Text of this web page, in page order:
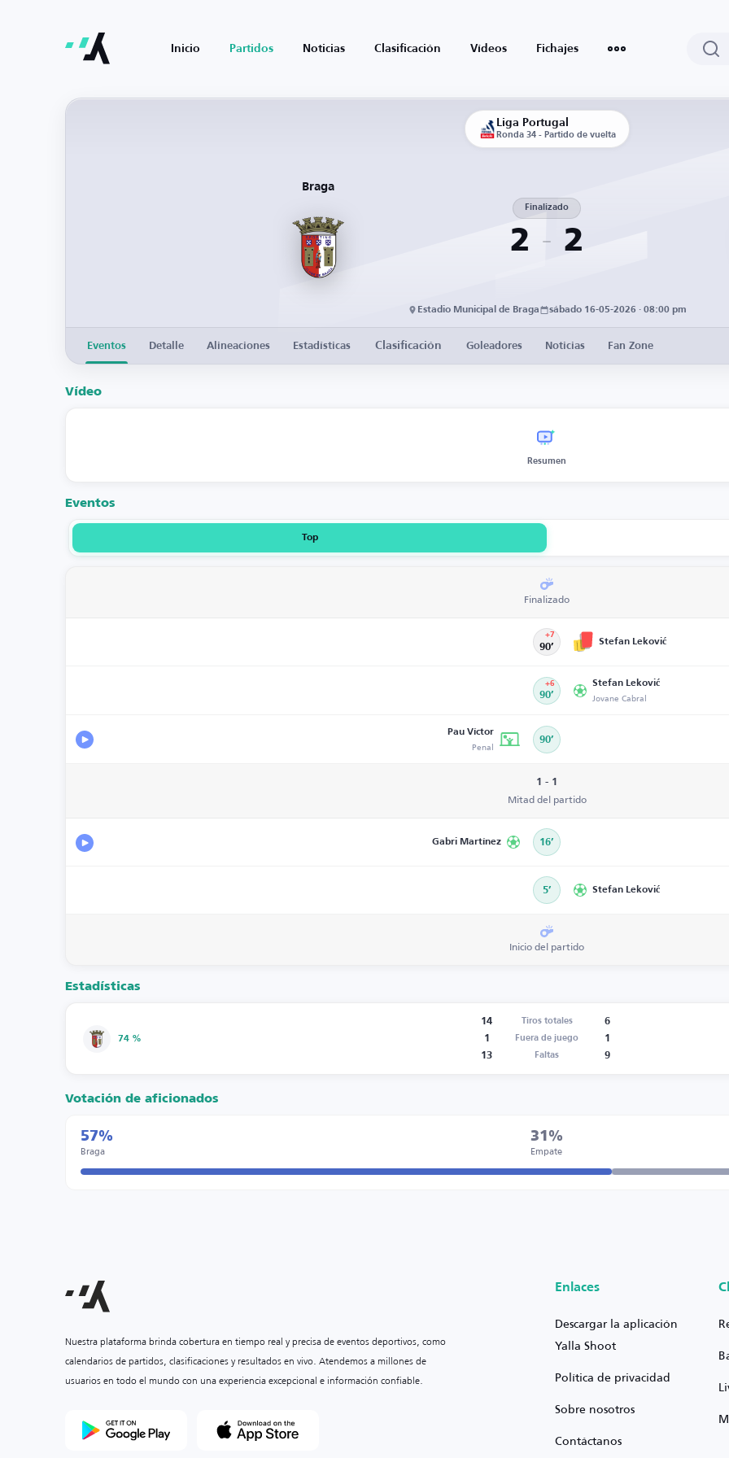
Inicio Partidos Noticias Clasificación Vídeos Fichajes
Liga Portugal
Ronda 34 - Partido de vuelta
Braga
2
Finalizado
2
Estadio Municipal de Braga sábado 16-05-2026 · 08:00 pm
Eventos Detalle Alineaciones Estadísticas Clasificación Goleadores Noticias Fan Zone
Vídeo
Resumen
Eventos
Top
Finalizado
90’
+7
Stefan Leković
90’
+6 Stefan Leković
Jovane Cabral
Pau Víctor
Penal 90’
1 - 1
Mitad del partido
Gabri Martínez 16’
5’ Stefan Leković
Inicio del partido
Estadísticas
74 %
14 Tiros totales
6
1
Fuera de juego
1
13
Faltas 9
Votación de aficionados
57%
Braga
31%
Empate
Nuestra plataforma brinda cobertura en tiempo real y precisa de eventos deportivos, como
calendarios de partidos, clasificaciones y resultados en vivo. Atendemos a millones de
usuarios en todo el mundo con una experiencia excepcional e información confiable.
Enlaces
Descargar la aplicación
Yalla Shoot
Política de privacidad
Sobre nosotros
Contáctanos